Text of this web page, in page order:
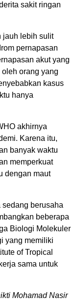
sakit ringan
jauh lebih sulit
pernapasan
akut yang
orang yang
kasus
hanya
akhirnya
Karena itu,
banyak waktu
memperkuat
dengan maut
berusaha
beberapa
Biologi Molekuler
yang memiliki
of Tropical
sama untuk
Mohamad Nasir